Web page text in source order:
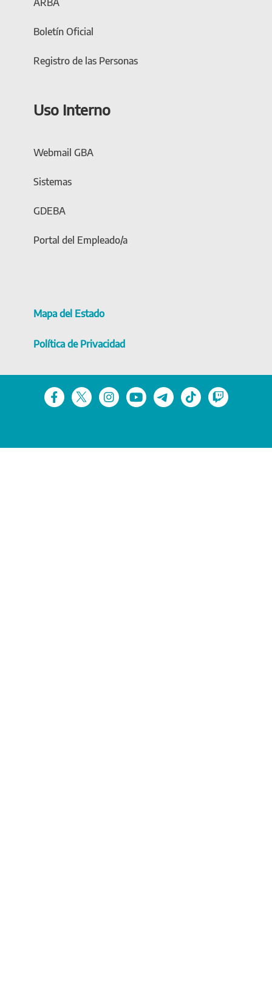
Boletín Oficial
Registro de las Personas
Uso Interno
Webmail GBA
Sistemas
GDEBA
Portal del Empleado/a
Mapa del Estado
Política de Privacidad